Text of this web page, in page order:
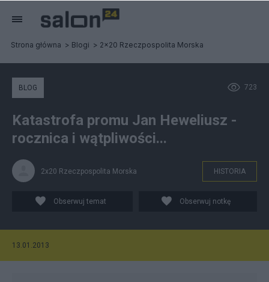
Strona główna Blogi 2x20 Rzeczpospolita Morska
723
BLOG
Katastrofa promu Jan Heweliusz -
rocznica i wątpliwości...
2x20 Rzeczpospolita Morska HISTORIA
Obserwuj temat Obserwuj notkę
13.01.2013